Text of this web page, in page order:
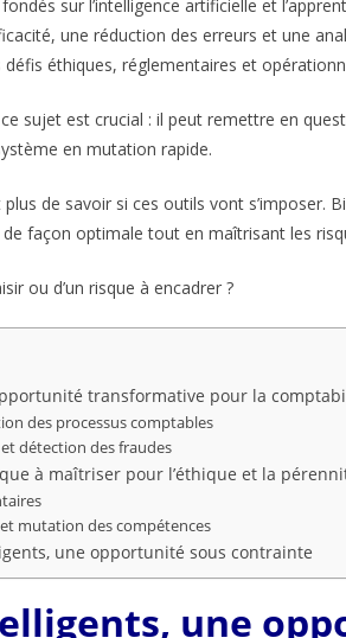
g
e
sur l’intelligence artificielle et
une réduction des erreurs et une
éthiques, réglementaires et
sujet est crucial : il peut remettre en
en mutation rapide.
de savoir si ces outils vont s’imposer.
façon optimale tout en maîtrisant les
ou d’un risque à encadrer ?
transformative pour la
des processus comptables
détection des fraudes
à maîtriser pour l’éthique et la
mutation des compétences
une opportunité sous contrainte
une